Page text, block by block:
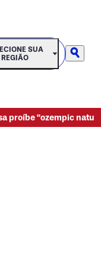
SUA REGIÃO
SUA
REGIÃO
"ozempic natural"